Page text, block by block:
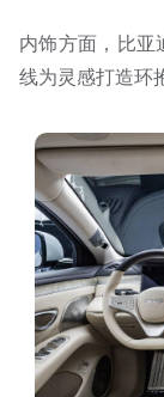
内饰方面，比亚
线为灵感打造环